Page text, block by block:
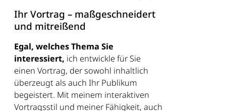
Ihr Vortrag – maßgeschneidert
und mitreißend
Egal, welches Thema Sie
interessiert, ich entwickle für Sie
einen Vortrag, der sowohl inhaltlich
überzeugt als auch Ihr Publikum
begeistert. Mit meinem interaktiven
Vortragsstil und meiner Fähigkeit, auch